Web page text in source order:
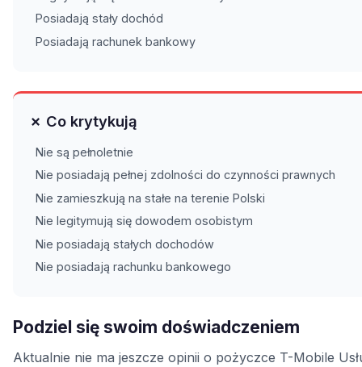
Posiadają stały dochód
Posiadają rachunek bankowy
✗ Co krytykują
Nie są pełnoletnie
Nie posiadają pełnej zdolności do czynności prawnych
Nie zamieszkują na stałe na terenie Polski
Nie legitymują się dowodem osobistym
Nie posiadają stałych dochodów
Nie posiadają rachunku bankowego
Podziel się swoim doświadczeniem
Aktualnie nie ma jeszcze opinii o pożyczce T-Mobile